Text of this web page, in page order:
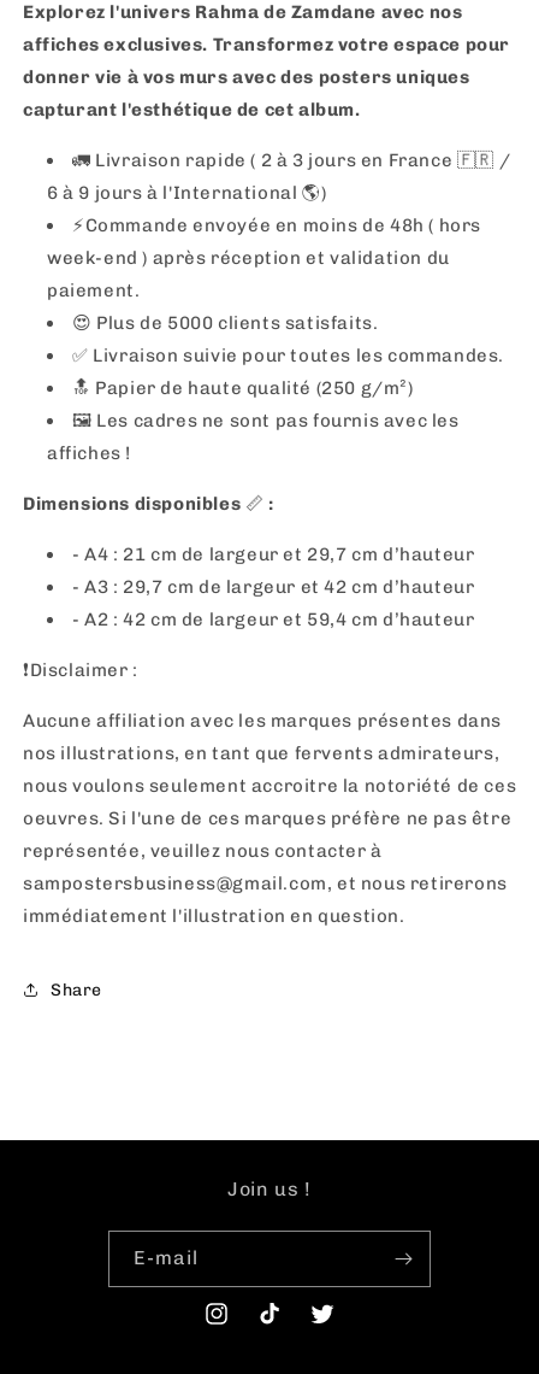
Explorez l'univers Rahma de Zamdane avec nos
affiches exclusives. Transformez votre espace pour
donner vie à vos murs avec des posters uniques
capturant l'esthétique de cet album.
🚛 Livraison rapide ( 2 à 3 jours en France 🇫🇷 /
6 à 9 jours à l'International 🌎)
⚡️Commande envoyée en moins de 48h ( hors
week-end ) après réception et validation du
paiement.
😍 Plus de 5000 clients satisfaits.
✅ Livraison suivie pour toutes les commandes.
🔝 Papier de haute qualité (250 g/m²)
🖼 Les cadres ne sont pas fournis avec les
affiches !
Dimensions disponibles 📏 :
- A4 : 21 cm de largeur et 29,7 cm d’hauteur
- A3 : 29,7 cm de largeur et 42 cm d’hauteur
- A2 : 42 cm de largeur et 59,4 cm d’hauteur
❗️Disclaimer :
Aucune affiliation avec les marques présentes dans
nos illustrations, en tant que fervents admirateurs,
nous voulons seulement accroitre la notoriété de ces
oeuvres. Si l'une de ces marques préfère ne pas être
représentée, veuillez nous contacter à
sampostersbusiness@gmail.com, et nous retirerons
immédiatement l'illustration en question.
Share
Join us !
E-mail
InstagramTikTok Twitter